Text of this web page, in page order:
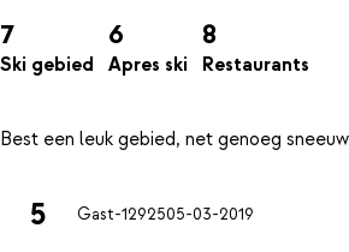
7
Ski gebied
6
Apres ski
8
Restaurants
5 Gast-1292505-03-2019